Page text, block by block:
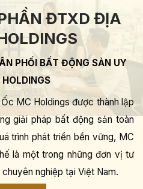
ĐTXD ĐỊA
PHỐI BẤT ĐỘNG SẢN UY
MC Holdings được thành lập
giải pháp bất động sản toàn
trình phát triển bền vững, MC
là một trong những đơn vị tư
nghiệp tại Việt Nam.